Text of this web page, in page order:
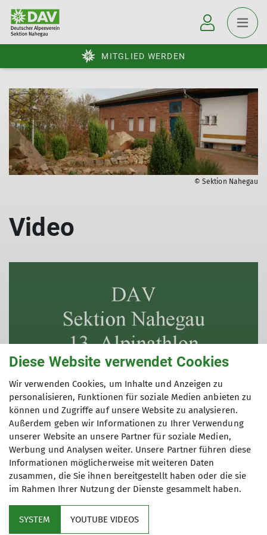
MITGLIED WERDEN
© Sektion Nahegau
Video
Video: Jürgen Barth
2018 fand zum letzten Mal der
Alpinathlon statt
----
Bericht zum 1. Alpinathlon 2004
Diese Website verwendet Cookies
Wir verwenden Cookies, um Inhalte und Anzeigen zu
personalisieren, Funktionen für soziale Medien anbieten zu
können und Zugriffe auf unsere Website zu analysieren.
Außerdem geben wir Informationen zu Ihrer Verwendung
unserer Website an unsere Partner für soziale Medien,
Werbung und Analysen weiter. Unsere Partner führen diese
Informationen möglicherweise mit weiteren Daten
zusammen, die Sie ihnen bereitgestellt haben oder die sie
im Rahmen Ihrer Nutzung der Dienste gesammelt haben.
SYSTEM YOUTUBE VIDEOS